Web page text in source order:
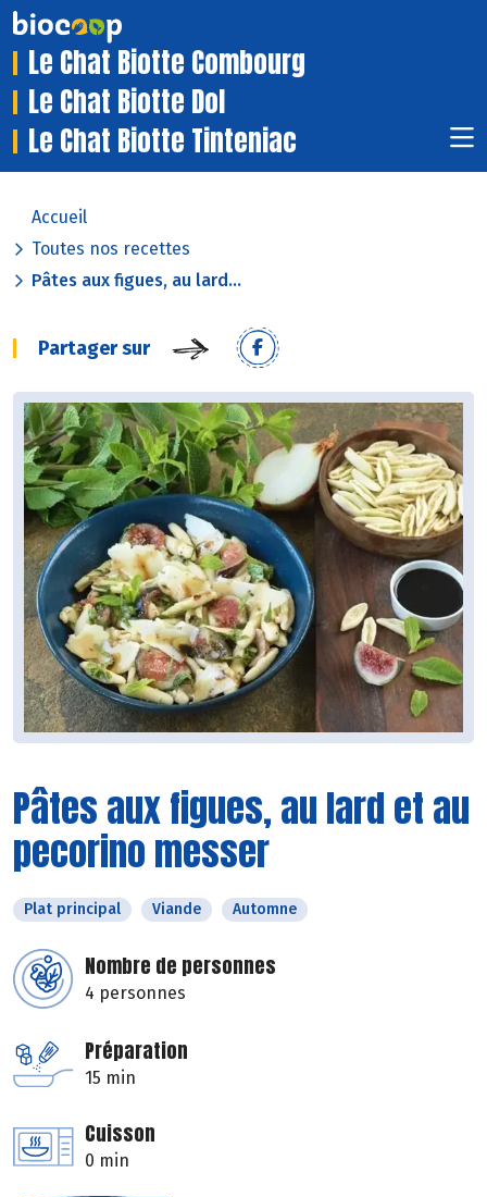
Le Chat Biotte Combourg
Le Chat Biotte Dol
Le Chat Biotte Tinteniac
Accueil
Toutes nos recettes
Pâtes aux figues, au lard...
Partager sur
Pâtes aux figues, au lard et au
pecorino messer
Plat principal Viande Automne
Nombre de personnes
4 personnes
Préparation
15 min
Cuisson
0 min